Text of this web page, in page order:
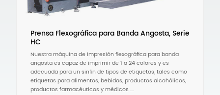
Prensa Flexográfica para Banda Angosta, Serie
HC
Nuestra máquina de impresión flexográfica para banda
angosta es capaz de imprimir de 1 a 24 colores y es
adecuada para un sinfin de tipos de etiquetas, tales como
etiquetas para alimentos, bebidas, productos alcohólicos,
productos farmacéuticos y médicos ....